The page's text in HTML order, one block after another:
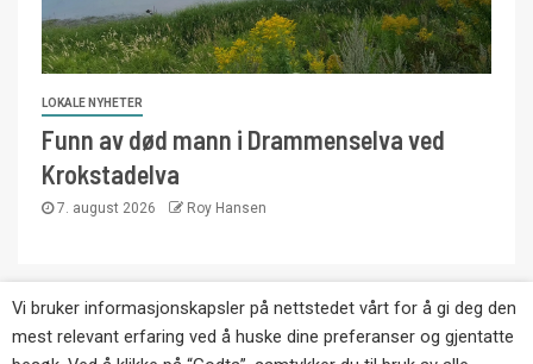
LOKALE NYHETER
Funn av død mann i Drammenselva ved
Krokstadelva
7. august 2026 Roy Hansen
Copyright © Eikernytt.no utgis av Roy’s
Pressetjeneste. Kopiering av tekst, bilder og
Vi bruker informasjonskapsler på nettstedet vårt for å gi deg den
mest relevant erfaring ved å huske dine preferanser og gjentatte